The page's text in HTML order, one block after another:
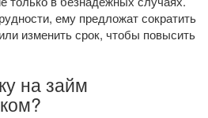
ему предложат сократить
изменить срок, чтобы повысить
на займ